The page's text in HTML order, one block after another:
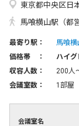
東京都中央区日
馬喰横山駅（都営新宿線）より徒歩3分（A3出口より） 馬喰町駅（JR総武快
最寄り駅： 馬喰横
価格帯 ：
ハイグ
収容人数：
200人
会議室数：
1部屋
会議室名